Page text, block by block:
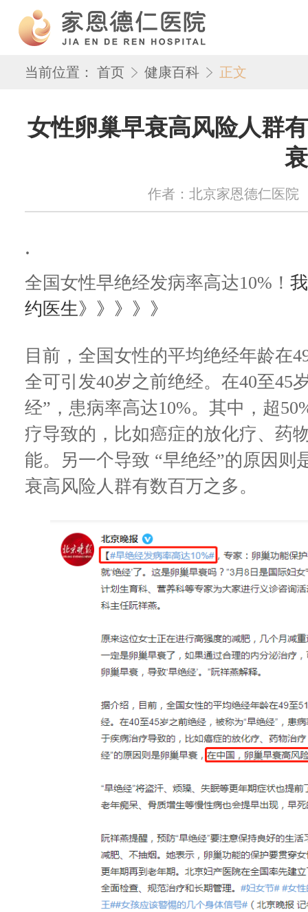
当前位置： 首页 健康百科 正文
女性卵巢早衰高风险人群
作者：北京家恩德仁医院
.
全国女性早绝经发病率高达10%！
约医生》》》》》
目前，全国女性的平均绝经年龄在
全可引发40岁之前绝经。在40至45
经”，患病率高达10%。其中，超
疗导致的，比如癌症的放化疗、药
能。另一个导致 “早绝经”的原因则
衰高风险人群有数百万之多。